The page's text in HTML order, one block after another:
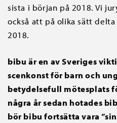
sista i början på 2018. Vi
också att på olika sätt
2018.
bibu är en av Sveriges
scenkonst för barn och
betydelsefull mötesplats
några år sedan hotades
bör bibu fortsätta vara